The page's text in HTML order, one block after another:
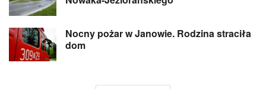
Nocny pożar w Janowie. Rodzina straciła
dom